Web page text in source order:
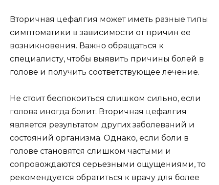
Вторичная цефалгия может иметь разные типы
симптоматики в зависимости от причин ее
возникновения. Важно обращаться к
специалисту, чтобы выявить причины болей в
голове и получить соответствующее лечение.
Не стоит беспокоиться слишком сильно, если
голова иногда болит. Вторичная цефалгия
является результатом других заболеваний и
состояний организма. Однако, если боли в
голове становятся слишком частыми и
сопровождаются серьезными ощущениями, то
рекомендуется обратиться к врачу для более